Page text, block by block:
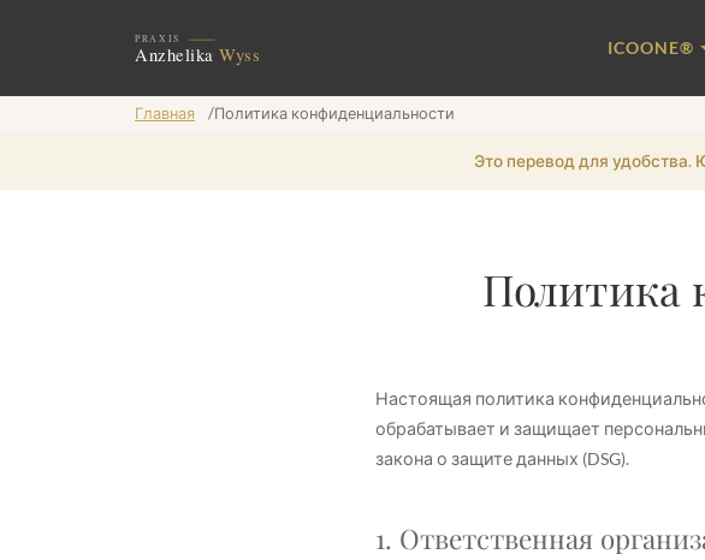
ICOONE®
Главная /Политика конфиденциальности
Это перевод для удобства.
Политика
Настоящая политика
обрабатывает и защищает
закона о защите данных (DSG).
1. Ответственная